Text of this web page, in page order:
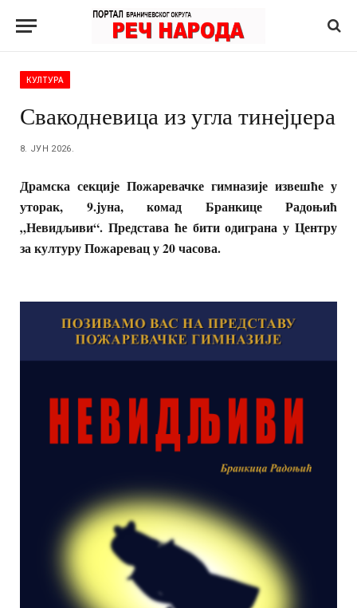
КУЛТУРА
Свакодневица из угла тинејџера
8. ЈУН 2026.
Драмска секције Пожаревачке гимназије извешће у
уторак, 9.јуна, комад Бранкице Радоњић
„Невидљиви“. Представа ће бити одиграна у Центру
за културу Пожаревац у 20 часова.